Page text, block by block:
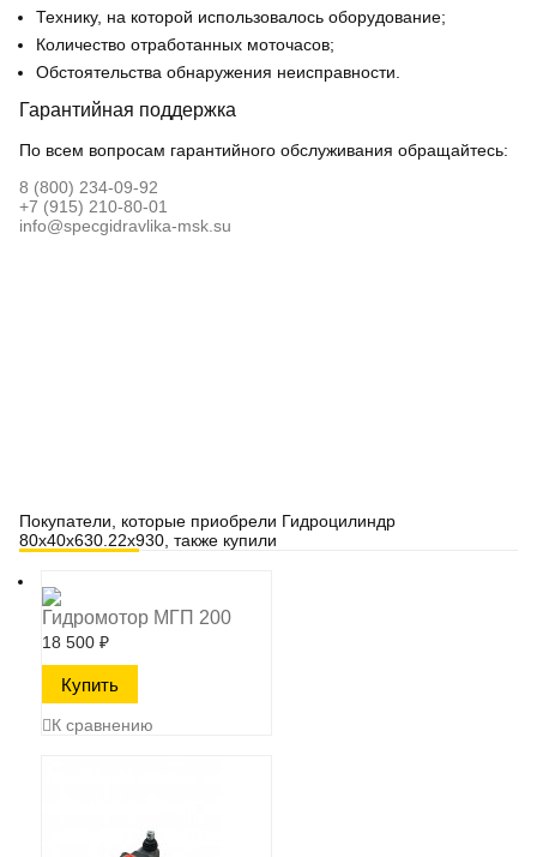
Технику, на которой использовалось оборудование;
Количество отработанных моточасов;
Обстоятельства обнаружения неисправности.
Гарантийная поддержка
По всем вопросам гарантийного обслуживания обращайтесь:
8 (800) 234-09-92
+7 (915) 210-80-01
info@specgidravlika-msk.su
Покупатели, которые приобрели Гидроцилиндр
80х40х630.22х930, также купили
Гидромотор МГП 200
18 500 ₽
К сравнению